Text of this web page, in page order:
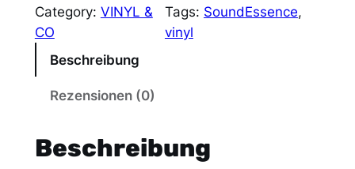
N
Y
l
Category: VINYL &
CO
Tags: SoundEssence
vinyl
Beschreibung
Rezensionen (0)
Beschreibung